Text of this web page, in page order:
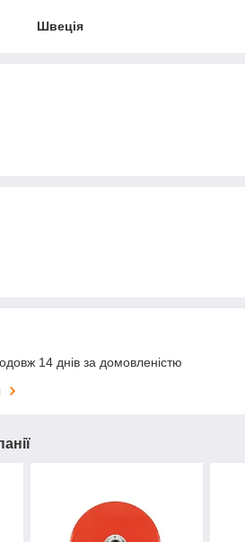
Швеція
14 днів за домовленістю